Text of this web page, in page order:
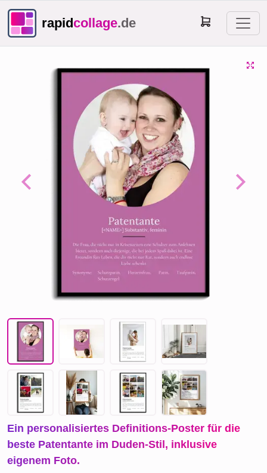
rapidcollage.de
Previous Next
Ein personalisiertes Definitions-Poster für die
beste Patentante im Duden-Stil, inklusive
eigenem Foto.